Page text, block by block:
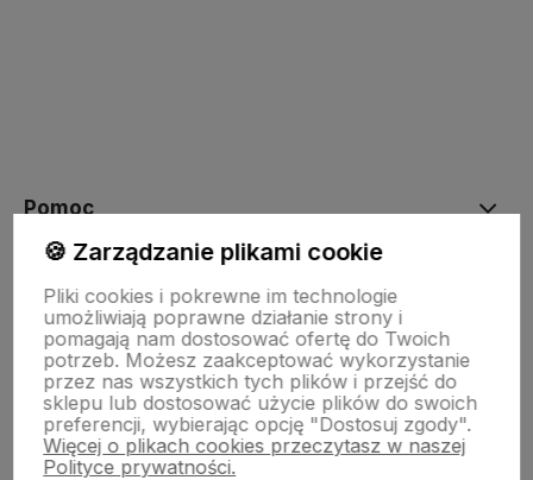
Pomoc
Moje konto
Płatności i dostawa
Informacje
🍪 Zarządzanie plikami cookie
Pliki cookies i pokrewne im technologie
umożliwiają poprawne działanie strony i
pomagają nam dostosować ofertę do Twoich
potrzeb. Możesz zaakceptować wykorzystanie
przez nas wszystkich tych plików i przejść do
sklepu lub dostosować użycie plików do swoich
preferencji, wybierając opcję "Dostosuj zgody".
Więcej o plikach cookies przeczytasz w naszej
Polityce prywatności.